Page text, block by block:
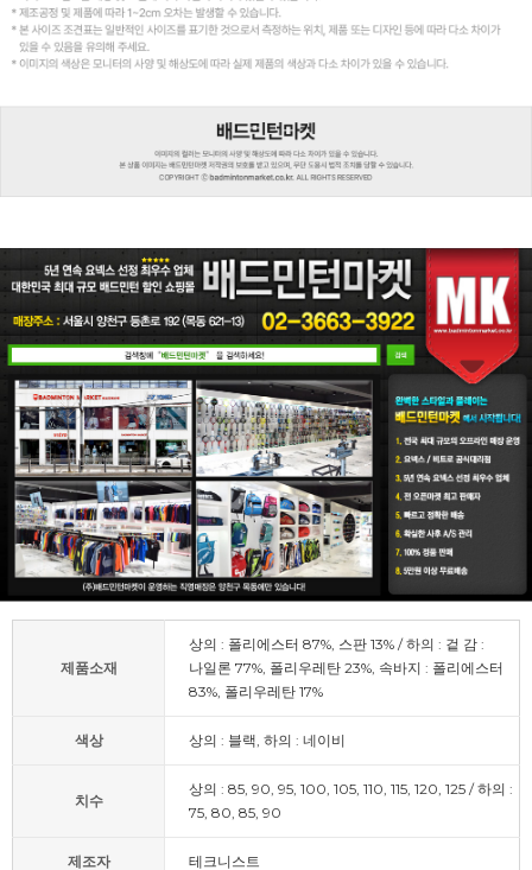
제품소재
상의 : 폴리에스터 87%, 스판 13% / 하의 : 겉 감 :
나일론 77%, 폴리우레탄 23%, 속바지 : 폴리에스터
83%, 폴리우레탄 17%
색상 상의 : 블랙, 하의 : 네이비
치수
상의 : 85, 90, 95, 100, 105, 110, 115, 120, 125 / 하의 :
75, 80, 85, 90
제조자 테크니스트